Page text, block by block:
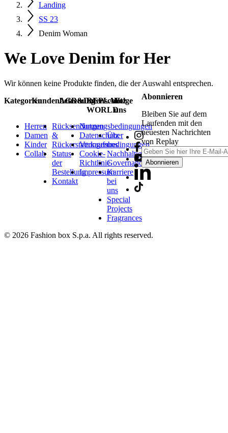
Landing
SS 23
Denim Woman
We Love Denim for Her
Wir können keine Produkte finden, die der Auswahl entsprechen.
Kategorien
Herren
Damen
Kinder
Collab
Kundenbetreuung
Rücksendungen
&
Rückerstattungen
Status
der
Bestellung
Kontakt
AGB&Datenschutz
Nutzungsbedingungen
Datenschutz
Verkaufsbedingungen
Cookie-
Richtlinie
Impressum
REPLAY
WORLD
Über
uns
Nachhaltigkeit
Governance
Karriere
bei
uns
Special
Projects
Fragrances
Folge
uns
Abonnieren
Bleiben Sie auf dem
Laufenden mit den
neuesten Nachrichten
von Replay
Abonnieren
© 2026 Fashion box S.p.a. All rights reserved.